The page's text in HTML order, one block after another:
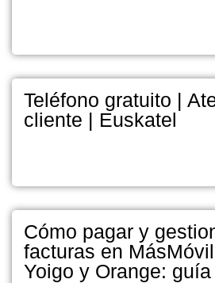
Teléfono gratuito |
cliente | Euskatel
Cómo pagar y
facturas en
Yoigo y Orange: